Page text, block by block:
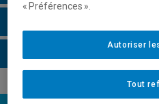
« Préférences ».
Tout
Autoriser